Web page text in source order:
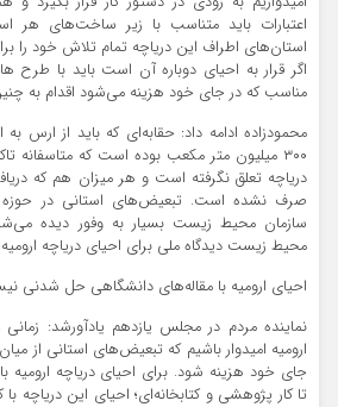
اعتبارات باید متناسب با زیر ساخت‌های هر
استان‌های اطراف این دریاچه تمام تلاش خود را
اگر قرار به احیای دوباره آن است باید با طرح
مناسب که در جای خود هزینه می‌شود اقدام به
محمودزاده ادامه داد: حقابه‌ای که باید از ارس
۳۰۰ میلیون متر مکعب بوده است که متاسفانه
دریاچه تعلق نگرفته است و هر میزان هم که
صرف نشده است. تبعیض‌های استانی در حوزه
سازمان محیط زیست بسیار به وفور دیده
محیط زیست دیدگاه ملی برای احیای دریاچه
احیای ارومیه با مقاله‌های دانشگاهی حل شدنی
نماینده مردم در مجلس یازدهم یادآورشد: زمانی
ارومیه امیدوار باشیم که تبعیض‌های استانی از
جای خود هزینه شود. برای احیای دریاچه ارومیه
تا کار پژوهشی و کتابخانه‌ای؛ احیای این دریاچه با